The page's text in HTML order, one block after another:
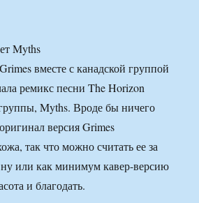
Myths
вместе с канадской группой
ремикс песни The Horizon
Myths. Вроде бы ничего
версия Grimes
так что можно считать ее за
или как минимум кавер-версию
и благодать.